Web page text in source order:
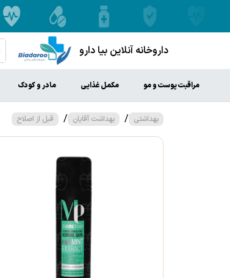
داروخانه آنلاین بیا دارو
مراقبت پوست و مو مکمل غذایی مادر و کودک
بهداشتی / بهداشت آقایان / قبل از اصلاح